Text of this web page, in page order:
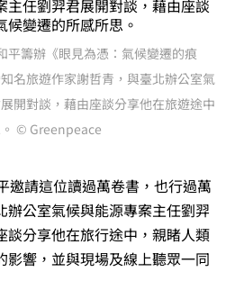
平籌辦《眼見為憑：氣候變遷的痕
名旅遊作家謝哲青，與臺北辦公室氣
開對談，藉由座談分享他在旅遊途中
© Greenpeace
邀請這位讀過萬卷書，也行過萬
辦公室氣候與能源專案主任劉羿
談分享他在旅行途中，親睹人類
影響，並與現場及線上聽眾一同